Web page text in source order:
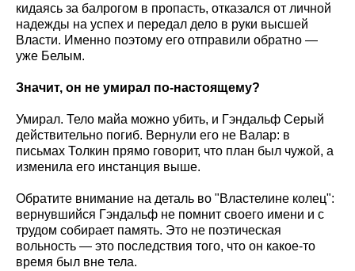
кидаясь за балрогом в пропасть, отказался от личной
надежды на успех и передал дело в руки высшей
Власти. Именно поэтому его отправили обратно —
уже Белым.
Значит, он не умирал по-настоящему?
Умирал. Тело майа можно убить, и Гэндальф Серый
действительно погиб. Вернули его не Валар: в
письмах Толкин прямо говорит, что план был чужой, а
изменила его инстанция выше.
Обратите внимание на деталь во "Властелине колец":
вернувшийся Гэндальф не помнит своего имени и с
трудом собирает память. Это не поэтическая
вольность — это последствия того, что он какое-то
время был вне тела.